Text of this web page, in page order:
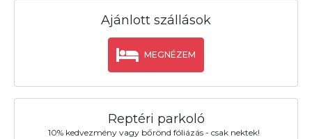
Ajánlott szállások
MEGNÉZEM
Reptéri parkoló
10% kedvezmény vagy bőrönd fóliázás - csak nektek!